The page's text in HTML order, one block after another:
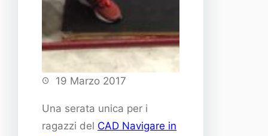
19 Marzo 2017
Una serata unica per i
ragazzi del CAD Navigare in